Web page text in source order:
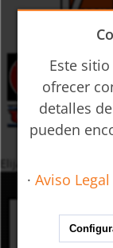
Elija los productos
Este
ofrecer
detalles
pueden
·Aviso Legal